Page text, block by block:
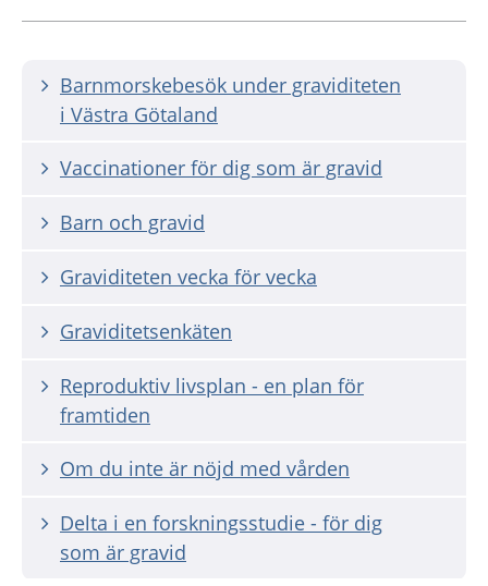
Barnmorskebesök under graviditeten
i Västra Götaland
Vaccinationer för dig som är gravid
Barn och gravid
Graviditeten vecka för vecka
Graviditetsenkäten
Reproduktiv livsplan - en plan för
framtiden
Om du inte är nöjd med vården
Delta i en forskningsstudie - för dig
som är gravid